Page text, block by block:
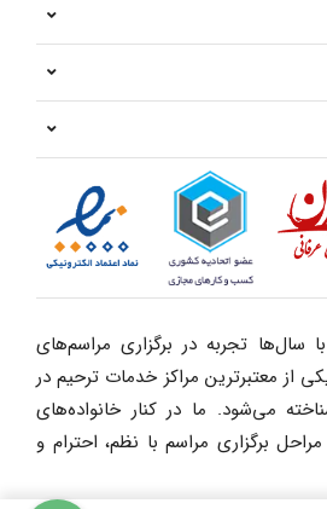
سال‌ها تجربه در برگزاری مراسم‌های
از معتبرترین مراکز خدمات ترحیم در
می‌شود. ما در کنار خانواده‌های
برگزاری مراسم با نظم، احترام و